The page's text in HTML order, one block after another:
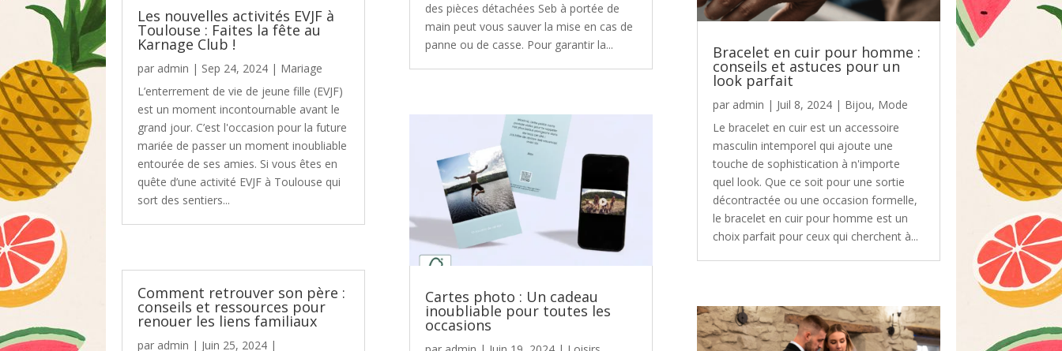
Les nouvelles activités EVJF à
Toulouse : Faites la fête au
Karnage Club !
par admin | Sep 24, 2024 | Mariage
L’enterrement de vie de jeune fille (EVJF)
est un moment incontournable avant le
grand jour. C’est l'occasion pour la future
mariée de passer un moment inoubliable
entourée de ses amies. Si vous êtes en
quête d’une activité EVJF à Toulouse qui
sort des sentiers...
Comment retrouver son père :
conseils et ressources pour
renouer les liens familiaux
par admin | Juin 25, 2024 |
des pièces détachées Seb à portée de
main peut vous sauver la mise en cas de
panne ou de casse. Pour garantir la...
Cartes photo : Un cadeau
inoubliable pour toutes les
occasions
Bracelet en cuir pour homme :
conseils et astuces pour un
look parfait
par admin | Juil 8, 2024 | Bijou, Mode
Le bracelet en cuir est un accessoire
masculin intemporel qui ajoute une
touche de sophistication à n'importe
quel look. Que ce soit pour une sortie
décontractée ou une occasion formelle,
le bracelet en cuir pour homme est un
choix parfait pour ceux qui cherchent à...